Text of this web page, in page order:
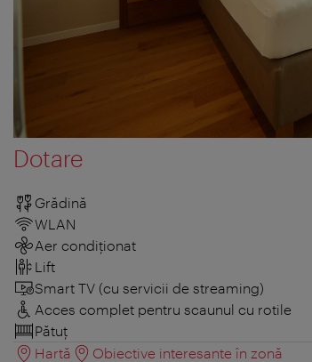
Dotare
Grădină
WLAN
Aer condiționat
Lift
Smart TV (cu servicii de streaming)
Acces complet pentru scaunul cu rotile
Pătuţ
Hartă
Obiective interesante în zonă